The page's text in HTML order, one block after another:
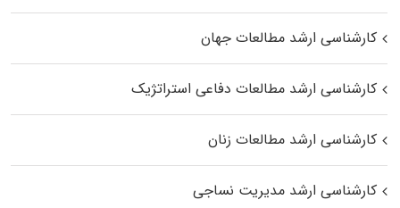
کارشناسی ارشد مطالعات جهان
کارشناسی ارشد مطالعات دفاعی استراتژیک
کارشناسی ارشد مطالعات زنان
کارشناسی ارشد مدیریت نساجی